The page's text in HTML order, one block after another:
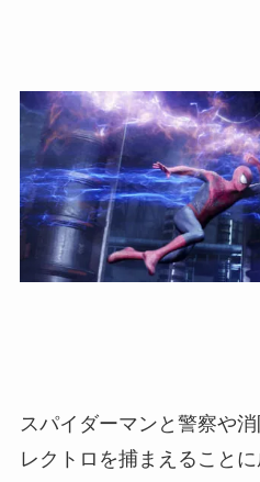
スパイダーマンと警察や
レクトロを捕まえること